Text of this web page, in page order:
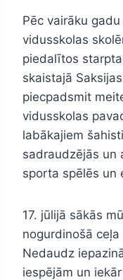
Pēc vairāku
vidusskolas
piedalītos
skaistajā
piecpadsmit
vidusskolas
labākajiem
sadraudzējās un
sporta spēlēs un
17. jūlijā sākās
nogurdinošā
Nedaudz
iespējām un